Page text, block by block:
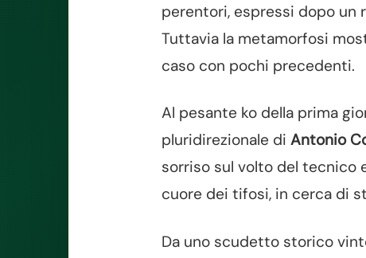
perentori, espressi dopo un
Tuttavia la metamorfosi
caso con pochi precedenti.
Al pesante ko della prima
pluridirezionale di Antonio
sorriso sul volto del tecnico
cuore dei tifosi, in cerca di
Da uno scudetto storico